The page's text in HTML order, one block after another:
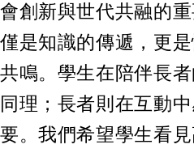
會創新與世代共融的
僅是知識的傳遞，更
共鳴。學生在陪伴長
同理；長者則在互動
要。我們希望學生看